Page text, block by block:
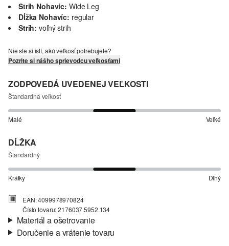
Strih Nohavíc: Wide Leg
Dĺžka Nohavíc: regular
Strih: voľný strih
Nie ste si istí, akú veľkosť potrebujete?
Pozrite si nášho sprievodcu veľkosťami
ZODPOVEDÁ UVEDENEJ VEĽKOSTI
Štandardná veľkosť
Malé Veľké
DĹŽKA
Štandardný
Krátky Dlhý
EAN: 4099978970824
Číslo tovaru: 2176037.5952.134
Materiál a ošetrovanie
Doručenie a vrátenie tovaru